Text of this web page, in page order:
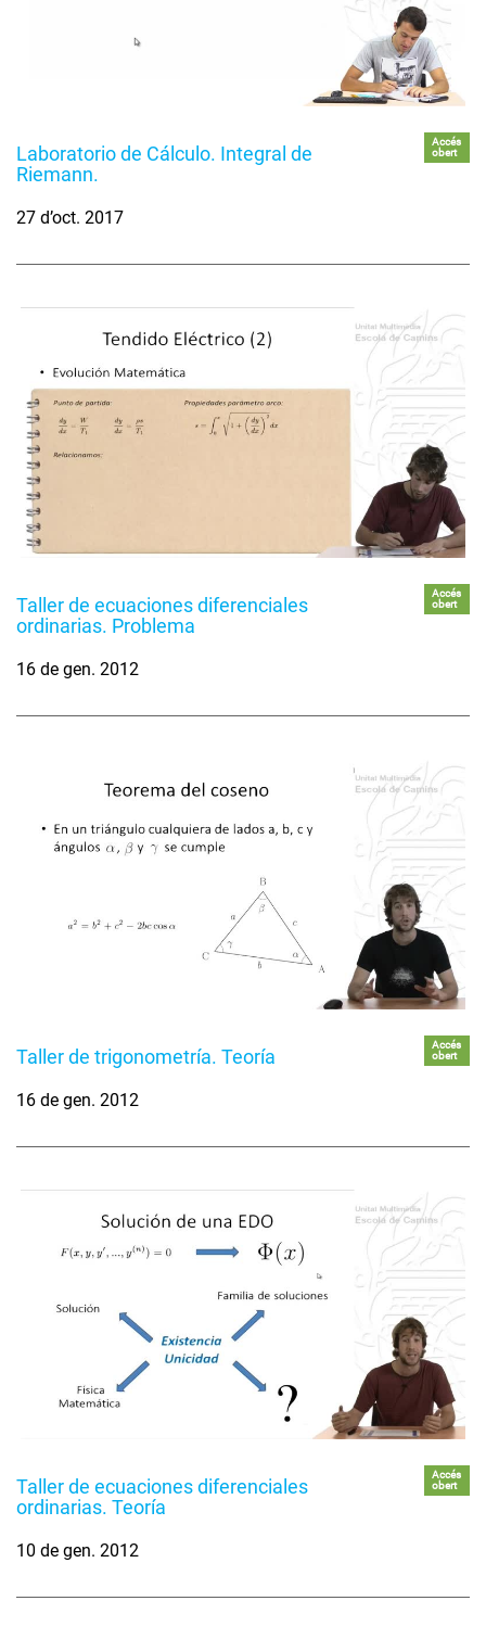
Laboratorio de Cálculo. Integral de
Riemann.
Accés
obert
27 d’oct. 2017
Taller de ecuaciones diferenciales
ordinarias. Problema
Accés
obert
16 de gen. 2012
Taller de trigonometría. Teoría
Accés
obert
16 de gen. 2012
Taller de ecuaciones diferenciales
ordinarias. Teoría
Accés
obert
10 de gen. 2012